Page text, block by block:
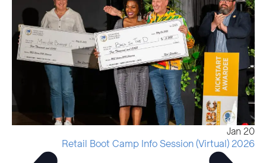
Jan20
2026 Retail Boot Camp Info Session (Virtual)